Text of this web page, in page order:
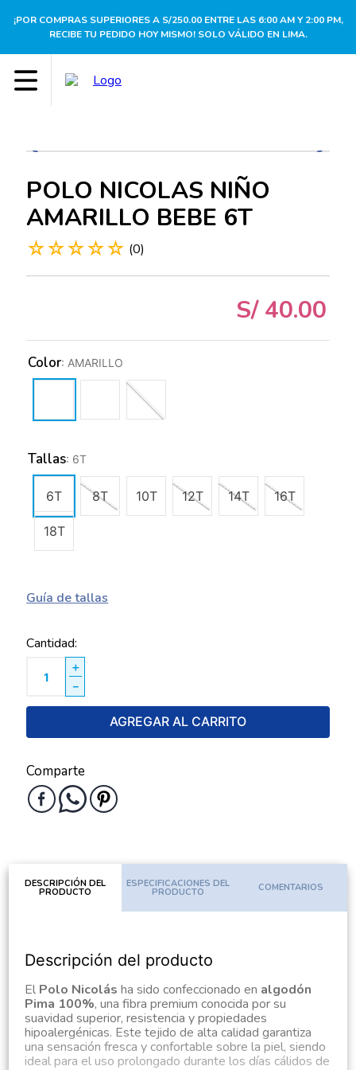
¡POR COMPRAS SUPERIORES A S/250.00 ENTRE LAS 6:00 AM Y 2:00 PM,
RECIBE TU PEDIDO HOY MISMO! SOLO VÁLIDO EN LIMA.
POLO NICOLAS NIÑO
AMARILLO BEBE 6T
☆☆☆☆☆ (0)
S/ 40.00
Tallas: 6T
6T 8T 10T 12T 14T 16T
18T
Color: AMARILLO
Guía de tallas
Cantidad
＋
－
AGREGAR AL CARRITO
Comparte
DESCRIPCIÓN DEL
PRODUCTO
ESPECIFICACIONES DEL
PRODUCTO COMENTARIOS
Descripción del producto
El Polo Nicolás ha sido confeccionado en algodón
Pima 100%, una fibra premium conocida por su
suavidad superior, resistencia y propiedades
hipoalergénicas. Este tejido de alta calidad garantiza
una sensación fresca y confortable sobre la piel, siendo
ideal para el uso prolongado durante los días cálidos de